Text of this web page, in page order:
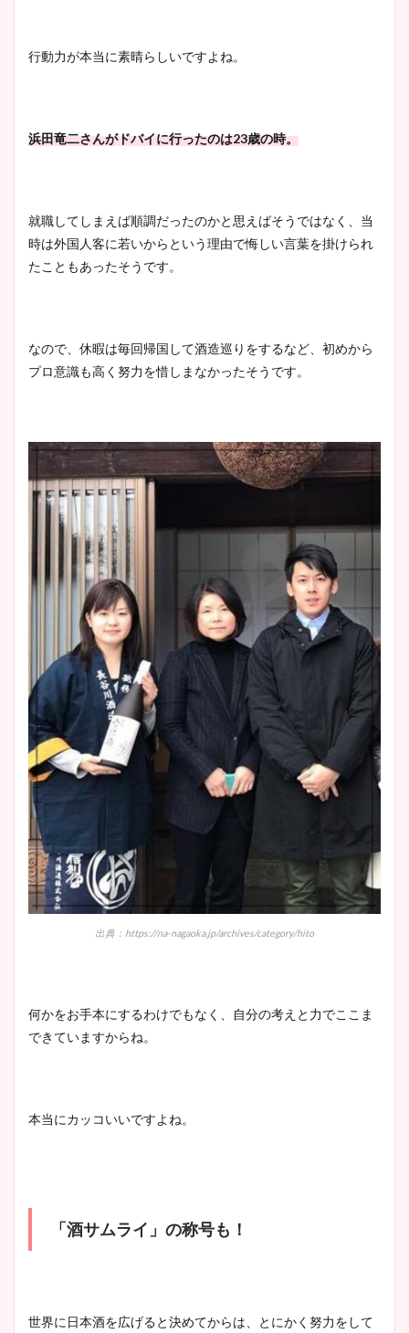
行動力が本当に素晴らしいですよね。
浜田竜二さんがドバイに行ったのは23歳の時。
就職してしまえば順調だったのかと思えばそうではなく、当
時は外国人客に若いからという理由で悔しい言葉を掛けられ
たこともあったそうです。
なので、休暇は毎回帰国して酒造巡りをするなど、初めから
プロ意識も高く努力を惜しまなかったそうです。
出典：https://na-nagaoka.jp/archives/category/hito
何かをお手本にするわけでもなく、自分の考えと力でここま
できていますからね。
本当にカッコいいですよね。
「酒サムライ」の称号も！
世界に日本酒を広げると決めてからは、とにかく努力をして